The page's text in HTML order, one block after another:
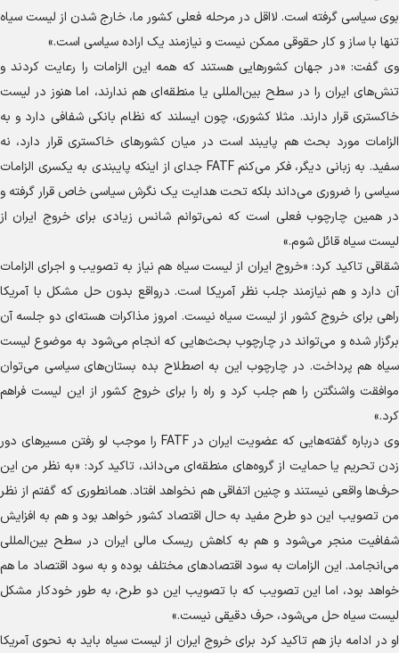
بوی سیاسی گرفته است. لااقل در مرحله فعلی کشور ما، خارج شدن از لیست سیاه
تنها با ساز و کار حقوقی ممکن نیست و نیازمند یک اراده سیاسی است.»
وی گفت: «در جهان کشور‌هایی هستند که همه این الزامات را رعایت کردند و
تنش‌های ایران را در سطح بین‌المللی یا منطقه‌ای هم ندارند، اما هنوز در لیست
خاکستری قرار دارند. مثلا کشوری، چون ایسلند که نظام بانکی شفافی دارد و به
الزامات مورد بحث هم پایبند است در میان کشور‌های خاکستری قرار دارد، نه
سفید. به زبانی دیگر، فکر می‌کنم FATF جدای از اینکه پایبندی به یکسری الزامات
سیاسی را ضروری می‌داند بلکه تحت هدایت یک نگرش سیاسی خاص قرار گرفته و
در همین چارچوب فعلی است که نمی‌توانم شانس زیادی برای خروج ایران از
لیست سیاه قائل شوم.»
شقاقی تاکید کرد: «خروج ایران از لیست سیاه هم نیاز به تصویب و اجرای الزامات
آن دارد و هم نیازمند جلب نظر آمریکا است. درواقع بدون حل مشکل با آمریکا
راهی برای خروج کشور از لیست سیاه نیست. امروز مذاکرات هسته‌ای دو جلسه آن
برگزار شده و می‌تواند در چارچوب بحث‌هایی که انجام می‌شود به موضوع لیست
سیاه هم پرداخت. در چارچوب این به اصطلاح بده بستان‌های سیاسی می‌توان
موافقت واشنگتن را هم جلب کرد و راه را برای خروج کشور از این لیست فراهم
کرد.»
وی درباره گفته‌هایی که عضویت ایران در FATF را موجب لو رفتن مسیر‌های دور
زدن تحریم یا حمایت از گروه‌های منطقه‌ای می‌داند، تاکید کرد: «به نظر من این
حرف‌ها واقعی نیستند و چنین اتفاقی هم نخواهد افتاد. همانطوری که گفتم از نظر
من تصویب این دو طرح مفید به حال اقتصاد کشور خواهد بود و هم به افزایش
شفافیت منجر می‌شود و هم به کاهش ریسک مالی ایران در سطح بین‌المللی
می‌انجامد. این الزامات به سود اقتصاد‌های مختلف بوده و به سود اقتصاد ما هم
خواهد بود، اما این تصویب که با تصویب این دو طرح، به طور خودکار مشکل
لیست سیاه حل می‌شود، حرف دقیقی نیست.»
او در ادامه باز هم تاکید کرد برای خروج ایران از لیست سیاه باید به نحوی آمریکا